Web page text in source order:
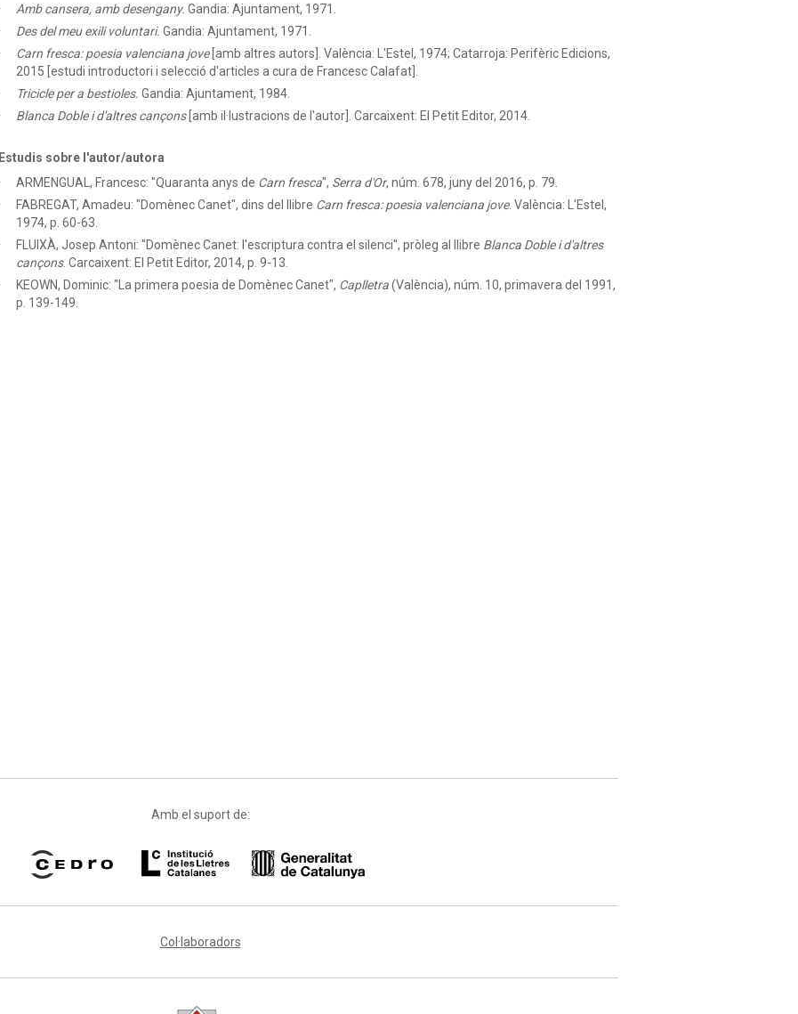
Amb cansera, amb desengany. Gandia: Ajuntament, 1971.
Des del meu exili voluntari. Gandia: Ajuntament, 1971.
Carn fresca: poesia valenciana jove [amb altres autors]. València: L'Estel, 1974; Catarroja: Perifèric Edicions,
2015 [estudi introductori i selecció d'articles a cura de Francesc Calafat].
Tricicle per a bestioles. Gandia: Ajuntament, 1984.
Blanca Doble i d'altres cançons [amb il·lustracions de l'autor]. Carcaixent: El Petit Editor, 2014.
Estudis sobre l'autor/autora
ARMENGUAL, Francesc: "Quaranta anys de Carn fresca", Serra d'Or, núm. 678, juny del 2016, p. 79.
FABREGAT, Amadeu: "Domènec Canet", dins del llibre Carn fresca: poesia valenciana jove. València: L'Estel,
1974, p. 60-63.
FLUIXÀ, Josep Antoni: "Domènec Canet: l'escriptura contra el silenci", pròleg al llibre Blanca Doble i d'altres
cançons. Carcaixent: El Petit Editor, 2014, p. 9-13.
KEOWN, Dominic: "La primera poesia de Domènec Canet", Caplletra(València), núm. 10, primavera del 1991,
p. 139-149.
Amb el suport de:
Col·laboradors